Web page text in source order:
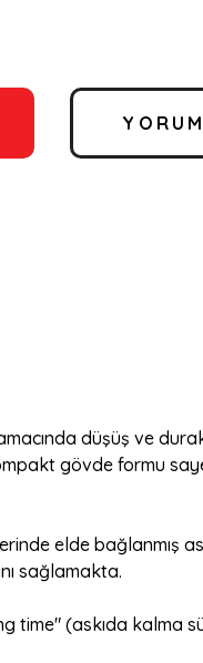
düşüş ve
gövde formu
elde bağlanmış
sağlamakta.
(askıda kalma